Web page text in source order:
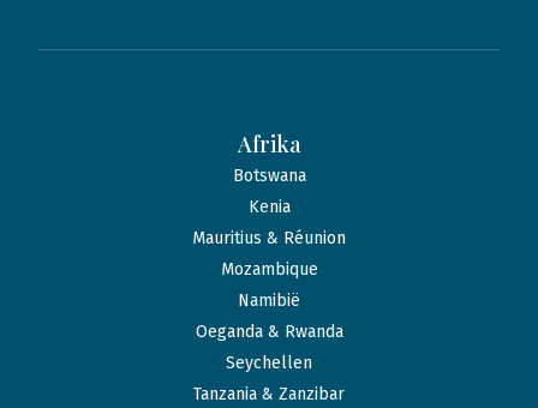
Afrika
Botswana
Kenia
Mauritius & Réunion
Mozambique
Namibië
Oeganda & Rwanda
Seychellen
Tanzania & Zanzibar